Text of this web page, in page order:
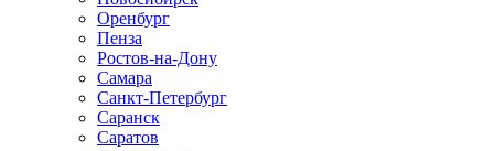
Оренбург
Пенза
Ростов-на-Дону
Самара
Санкт-Петербург
Саранск
Саратов